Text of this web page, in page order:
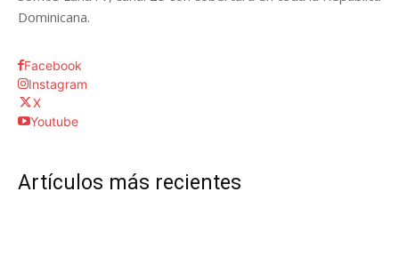
Dominicana.
Facebook
Instagram
X
Youtube
Artículos más recientes